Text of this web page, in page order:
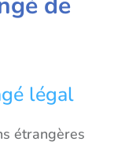
légal
étrangères